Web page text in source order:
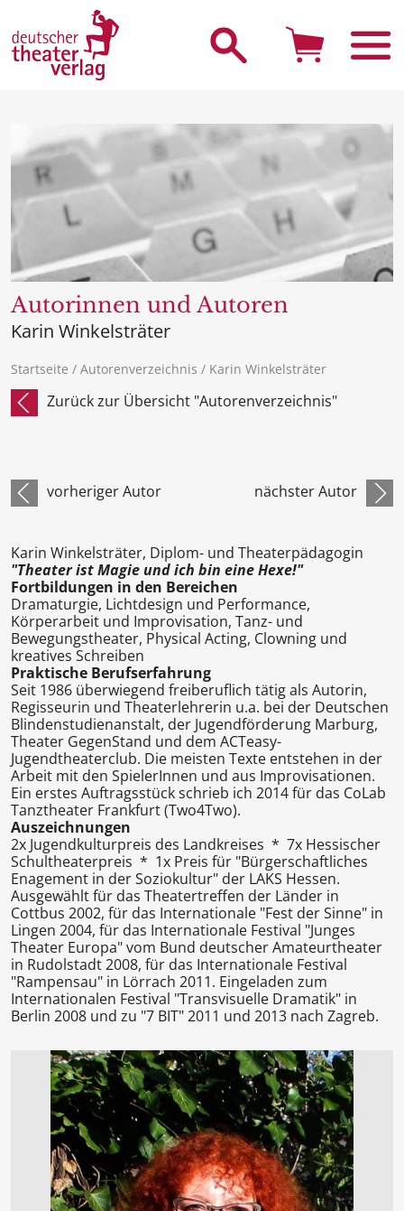
Autorinnen und Autoren
Karin Winkelsträter
Startseite / Autorenverzeichnis / Karin Winkelsträter
Zurück zur Übersicht "Autorenverzeichnis"
vorheriger Autor nächster Autor
Karin Winkelsträter, Diplom- und Theaterpädagogin
"Theater ist Magie und ich bin eine Hexe!"
Fortbildungen in den Bereichen
Dramaturgie, Lichtdesign und Performance,
Körperarbeit und Improvisation, Tanz- und
Bewegungstheater, Physical Acting, Clowning und
kreatives Schreiben
Praktische Berufserfahrung
Seit 1986 überwiegend freiberuflich tätig als Autorin,
Regisseurin und Theaterlehrerin u.a. bei der Deutschen
Blindenstudienanstalt, der Jugendförderung Marburg,
Theater GegenStand und dem ACTeasy-
Jugendtheaterclub. Die meisten Texte entstehen in der
Arbeit mit den SpielerInnen und aus Improvisationen.
Ein erstes Auftragsstück schrieb ich 2014 für das CoLab
Tanztheater Frankfurt (Two4Two).
Auszeichnungen
2x Jugendkulturpreis des Landkreises * 7x Hessischer
Schultheaterpreis * 1x Preis für "Bürgerschaftliches
Enagement in der Soziokultur" der LAKS Hessen.
Ausgewählt für das Theatertreffen der Länder in
Cottbus 2002, für das Internationale "Fest der Sinne" in
Lingen 2004, für das Internationale Festival "Junges
Theater Europa" vom Bund deutscher Amateurtheater
in Rudolstadt 2008, für das Internationale Festival
"Rampensau" in Lörrach 2011. Eingeladen zum
Internationalen Festival "Transvisuelle Dramatik" in
Berlin 2008 und zu "7 BIT" 2011 und 2013 nach Zagreb.